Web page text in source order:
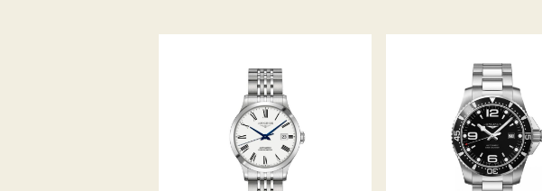
RECORD HYDROCONQUEST